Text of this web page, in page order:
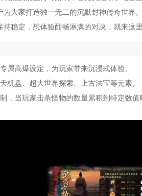
大家打造独一无二的沉默封神传奇世界
稳定，想体验酣畅淋漓的对决，就来这
属高爆设定，为玩家带来沉浸式体验。
机盘、超大世界探索、上古法宝等元素。
，当玩家击杀怪物的数量累积到特定数